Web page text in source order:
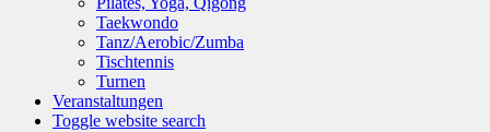
Taekwondo
Tanz/Aerobic/Zumba
Tischtennis
Turnen
Veranstaltungen
Toggle website search